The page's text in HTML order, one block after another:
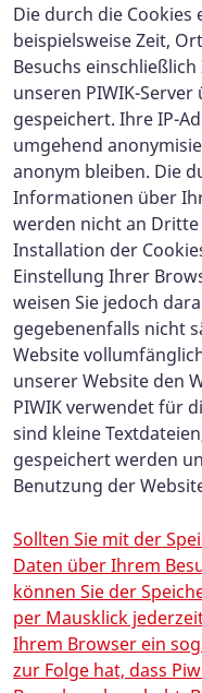
Die durch die
beispielsweise Zeit,
Besuchs
unseren PIWIK-
gespeichert. Ihre IP-
umgehend
anonym bleiben. Die
Informationen über
werden nicht an
Installation der
Einstellung Ihrer
weisen Sie jedoch
gegebenenfalls nicht
Website
unserer Website den
PIWIK verwendet für
sind kleine
gespeichert werden
Benutzung der
Sollten Sie mit der
Daten über Ihrem
können Sie der
per Mausklick
Ihrem Browser ein
zur Folge hat, dass